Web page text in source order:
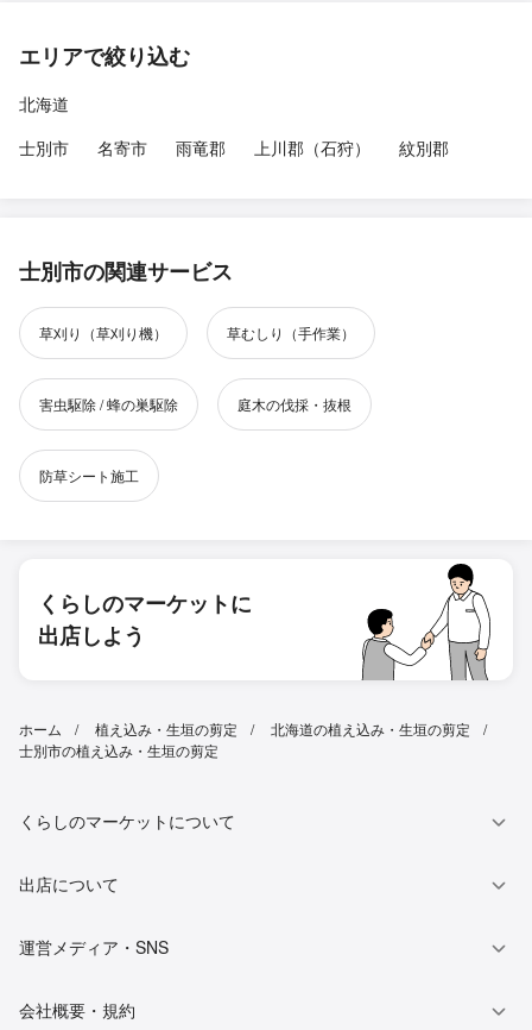
エリアで絞り込む
北海道
士別市
名寄市 雨竜郡 上川郡（石狩） 紋別郡
士別市の関連サービス
草刈り（草刈り機） 草むしり（手作業）
害虫駆除 / 蜂の巣駆除 庭木の伐採・抜根
防草シート施工
くらしのマーケットに
出店しよう
ホーム 植え込み・生垣の剪定
北海道の植え込み・生垣の剪定
士別市の植え込み・生垣の剪定
くらしのマーケットについて
出店について
運営メディア・SNS
会社概要・規約